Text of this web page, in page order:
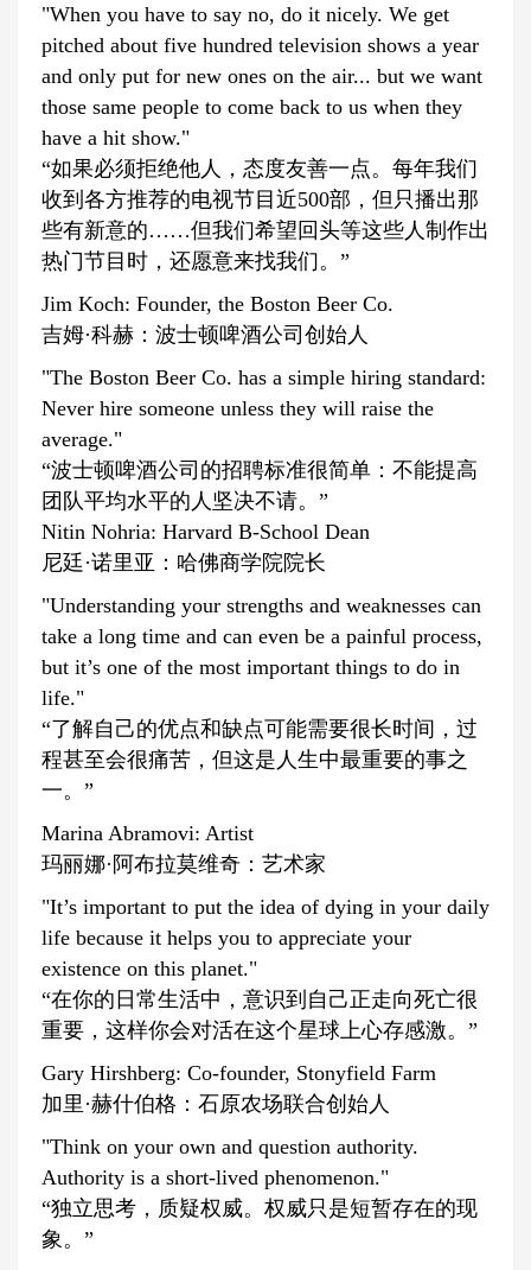
"When you have to say no, do it nicely. We get
pitched about five hundred television shows a year
and only put for new ones on the air... but we want
those same people to come back to us when they
have a hit show."
“如果必须拒绝他人，态度友善一点。每年我们
收到各方推荐的电视节目近500部，但只播出那
些有新意的……但我们希望回头等这些人制作出
热门节目时，还愿意来找我们。”
Jim Koch: Founder, the Boston Beer Co.
吉姆·科赫：波士顿啤酒公司创始人
"The Boston Beer Co. has a simple hiring standard:
Never hire someone unless they will raise the
average."
“波士顿啤酒公司的招聘标准很简单：不能提高
团队平均水平的人坚决不请。”
Nitin Nohria: Harvard B-School Dean
尼廷·诺里亚：哈佛商学院院长
"Understanding your strengths and weaknesses can
take a long time and can even be a painful process,
but it’s one of the most important things to do in
life."
“了解自己的优点和缺点可能需要很长时间，过
程甚至会很痛苦，但这是人生中最重要的事之
一。”
Marina Abramovi: Artist
玛丽娜·阿布拉莫维奇：艺术家
"It’s important to put the idea of dying in your daily
life because it helps you to appreciate your
existence on this planet."
“在你的日常生活中，意识到自己正走向死亡很
重要，这样你会对活在这个星球上心存感激。”
Gary Hirshberg: Co-founder, Stonyfield Farm
加里·赫什伯格：石原农场联合创始人
"Think on your own and question authority.
Authority is a short-lived phenomenon."
“独立思考，质疑权威。权威只是短暂存在的现
象。”